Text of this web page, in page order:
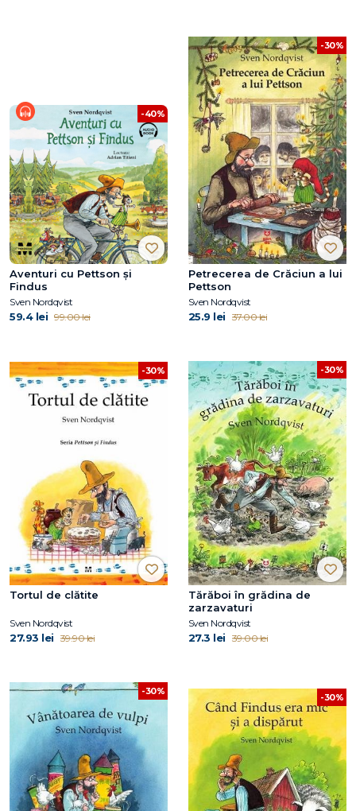
-40%
Aventuri cu Pettson și
Findus
Sven Nordqvist
59.4 lei 99.00 lei
-30%
Petrecerea de Crăciun a lui
Pettson
Sven Nordqvist
25.9 lei 37.00 lei
-30%
Tortul de clătite
Sven Nordqvist
27.93 lei 39.90 lei
-30%
Tărăboi în grădina de
zarzavaturi
Sven Nordqvist
27.3 lei 39.00 lei
-30%
-30%